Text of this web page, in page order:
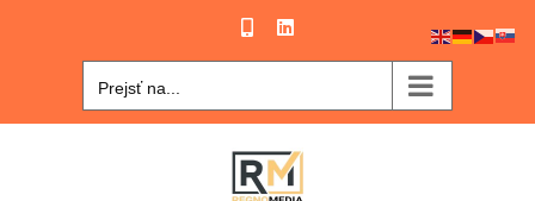
PhoneLinkedIn
Prejsť na...